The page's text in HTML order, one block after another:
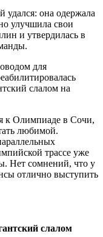
она одержала
улучшила свои
и утвердилась в
для
слалом на
к Олимпиаде в Сочи,
любимой.
трассе уже
Нет сомнений, что у
отлично выступить
слалом